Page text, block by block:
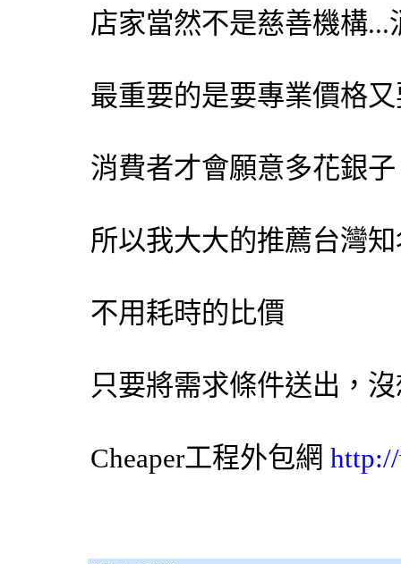
店家當然不是慈善機構
最重要的是要專業價格
消費者才會願意多花銀子
所以我大大的推薦台灣
不用耗時的比價
只要將需求條件送出，
Cheaper工程外包網